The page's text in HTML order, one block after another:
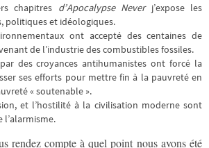
chapitres d’Apocalypse Never j’expose les
politiques et idéologiques.
ont accepté des centaines de
de l’industrie des combustibles fossiles.
des croyances antihumanistes ont forcé la
ses efforts pour mettre fin à la pauvreté en
« soutenable ».
et l’hostilité à la civilisation moderne sont
l’alarmisme.
rendez compte à quel point nous avons été